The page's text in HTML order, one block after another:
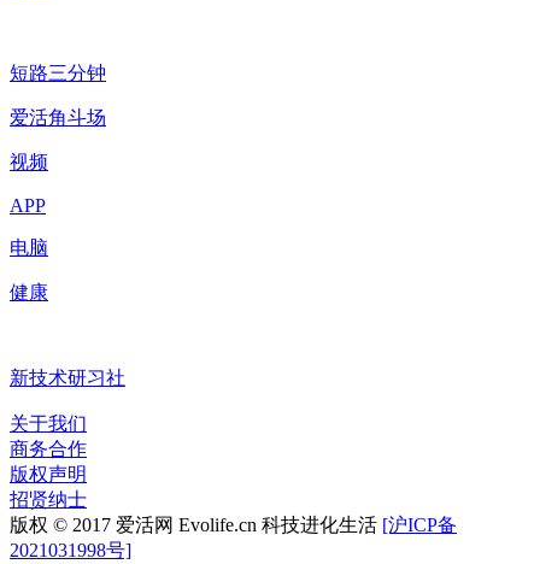
短路三分钟
爱活角斗场
视频
APP
电脑
健康
新技术研习社
关于我们
商务合作
版权声明
招贤纳士
版权 © 2017 爱活网 Evolife.cn 科技进化生活 [沪ICP备
2021031998号]